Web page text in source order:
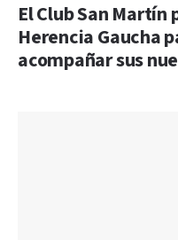
El Club San Martín
Herencia Gaucha
acompañar sus